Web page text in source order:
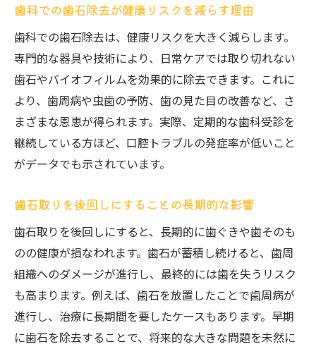
歯科での歯石除去が健康リスクを減らす理由
歯科での歯石除去は、健康リスクを大きく減らします。
専門的な器具や技術により、日常ケアでは取り切れない
歯石やバイオフィルムを効果的に除去できます。これに
より、歯周病や虫歯の予防、歯の見た目の改善など、さ
まざまな恩恵が得られます。実際、定期的な歯科受診を
継続している方ほど、口腔トラブルの発症率が低いこと
がデータでも示されています。
歯石取りを後回しにすることの長期的な影響
歯石取りを後回しにすると、長期的に歯ぐきや歯そのも
のの健康が損なわれます。歯石が蓄積し続けると、歯周
組織へのダメージが進行し、最終的には歯を失うリスク
も高まります。例えば、歯石を放置したことで歯周病が
進行し、治療に長期間を要したケースもあります。早期
に歯石を除去することで、将来的な大きな問題を未然に